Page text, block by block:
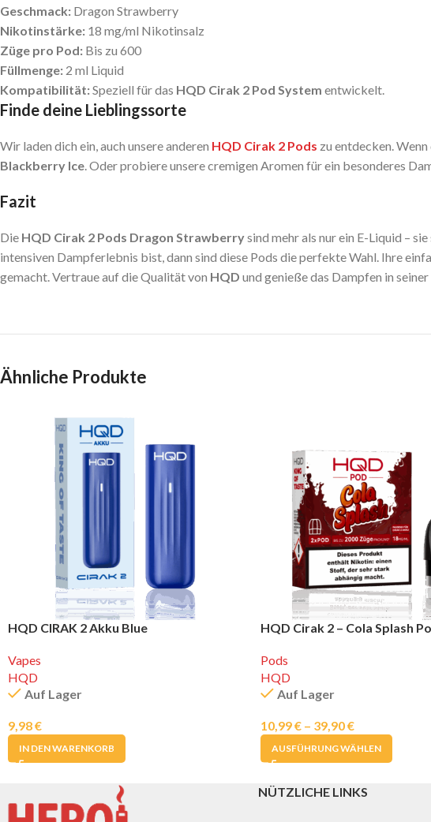
Geschmack: Dragon Strawberry
Nikotinstärke: 18 mg/ml Nikotinsalz
Züge pro Pod: Bis zu 600
Füllmenge: 2 ml Liquid
Kompatibilität:Speziell für das HQD Cirak 2 Pod System entwickelt.
Finde deine Lieblingssorte
Wir laden dich ein, auch unsere anderen HQD Cirak 2 Pods zu entdecken.
Blackberry Ice . Oder probiere unsere cremigen Aromen für ein besonderes
Fazit
Die HQD Cirak 2 Pods Dragon Strawberrysind mehr als nur ein E-Liquid –
intensiven Dampferlebnis bist, dann sind diese Pods die perfekte Wahl. Ihre
gemacht. Vertraue auf die Qualität von HQD und genieße das Dampfen in
Ähnliche Produkte
HQD CIRAK 2 Akku Blue
Vapes
HQD
Auf Lager
9,98€
IN DEN WARENKORB
HQD Cirak 2 – Cola Splash
Pods
HQD
Auf Lager
10,99€ – 39,90€
AUSFÜHRUNG WÄHLEN
NÜTZLICHE LINKS